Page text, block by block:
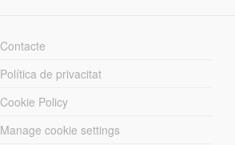
Contacte
Política de privacitat
Cookie Policy
Manage cookie settings